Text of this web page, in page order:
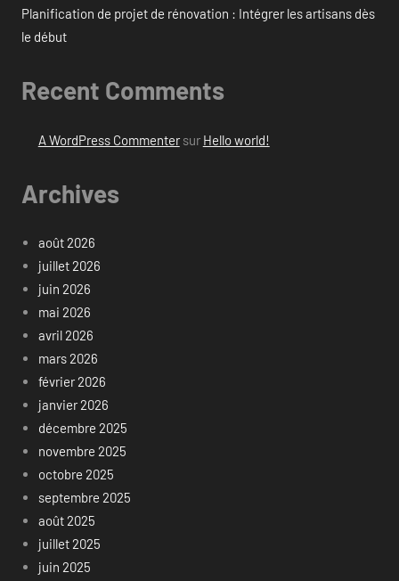
Planification de projet de rénovation : Intégrer les artisans dès
le début
Recent Comments
A WordPress Commentersur Hello world!
Archives
août 2026
juillet 2026
juin 2026
mai 2026
avril 2026
mars 2026
février 2026
janvier 2026
décembre 2025
novembre 2025
octobre 2025
septembre 2025
août 2025
juillet 2025
juin 2025